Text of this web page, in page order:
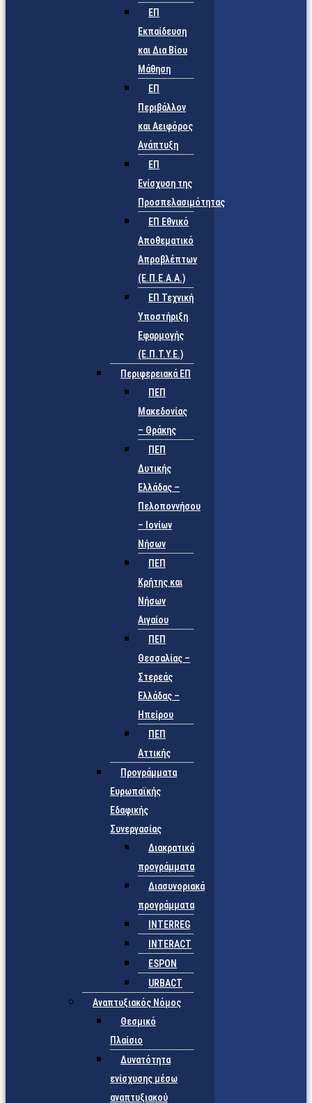
ΕΠ
Εκπαίδευση
και Δια Βίου
Μάθηση
ΕΠ
Περιβάλλον
και Αειφόρος
Ανάπτυξη
ΕΠ
Ενίσχυση της
Προσπελασιμότητας
ΕΠ Εθνικό
Αποθεματικό
Απροβλέπτων
(Ε.Π.Ε.Α.Α.)
ΕΠ Τεχνική
Υποστήριξη
Εφαρμογής
(Ε.Π.Τ.Υ.Ε.)
Περιφερειακά ΕΠ
ΠΕΠ
Μακεδονίας
– Θράκης
ΠΕΠ
Δυτικής
Ελλάδας –
Πελοποννήσου
– Ιονίων
Νήσων
ΠΕΠ
Κρήτης και
Νήσων
Αιγαίου
ΠΕΠ
Θεσσαλίας –
Στερεάς
Ελλάδας –
Ηπείρου
ΠΕΠ
Αττικής
Προγράμματα
Ευρωπαϊκής
Εδαφικής
Συνεργασίας
Διακρατικά
προγράμματα
Διασυνοριακά
προγράμματα
INTERREG
INTERACT
ESPON
URBACT
Αναπτυξιακός Νόμος
Θεσμικό
Πλαίσιο
Δυνατότητα
ενίσχυσης μέσω
αναπτυξιακού